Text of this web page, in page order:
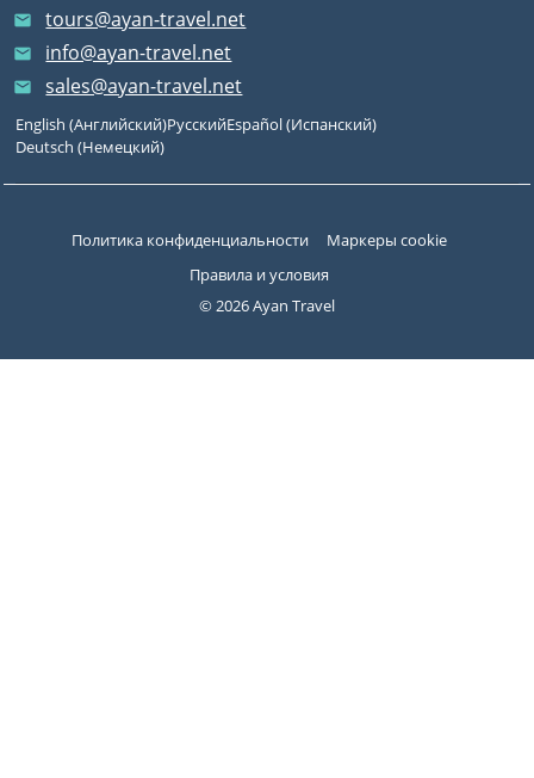
email tours@ayan-travel.net
email info@ayan-travel.net
email sales@ayan-travel.net
English (Английский)РусскийEspañol(Испанский)
Deutsch (Немецкий)
© 2026 Ayan Travel
Политика конфиденциальности
Маркеры cookie
Правила и условия